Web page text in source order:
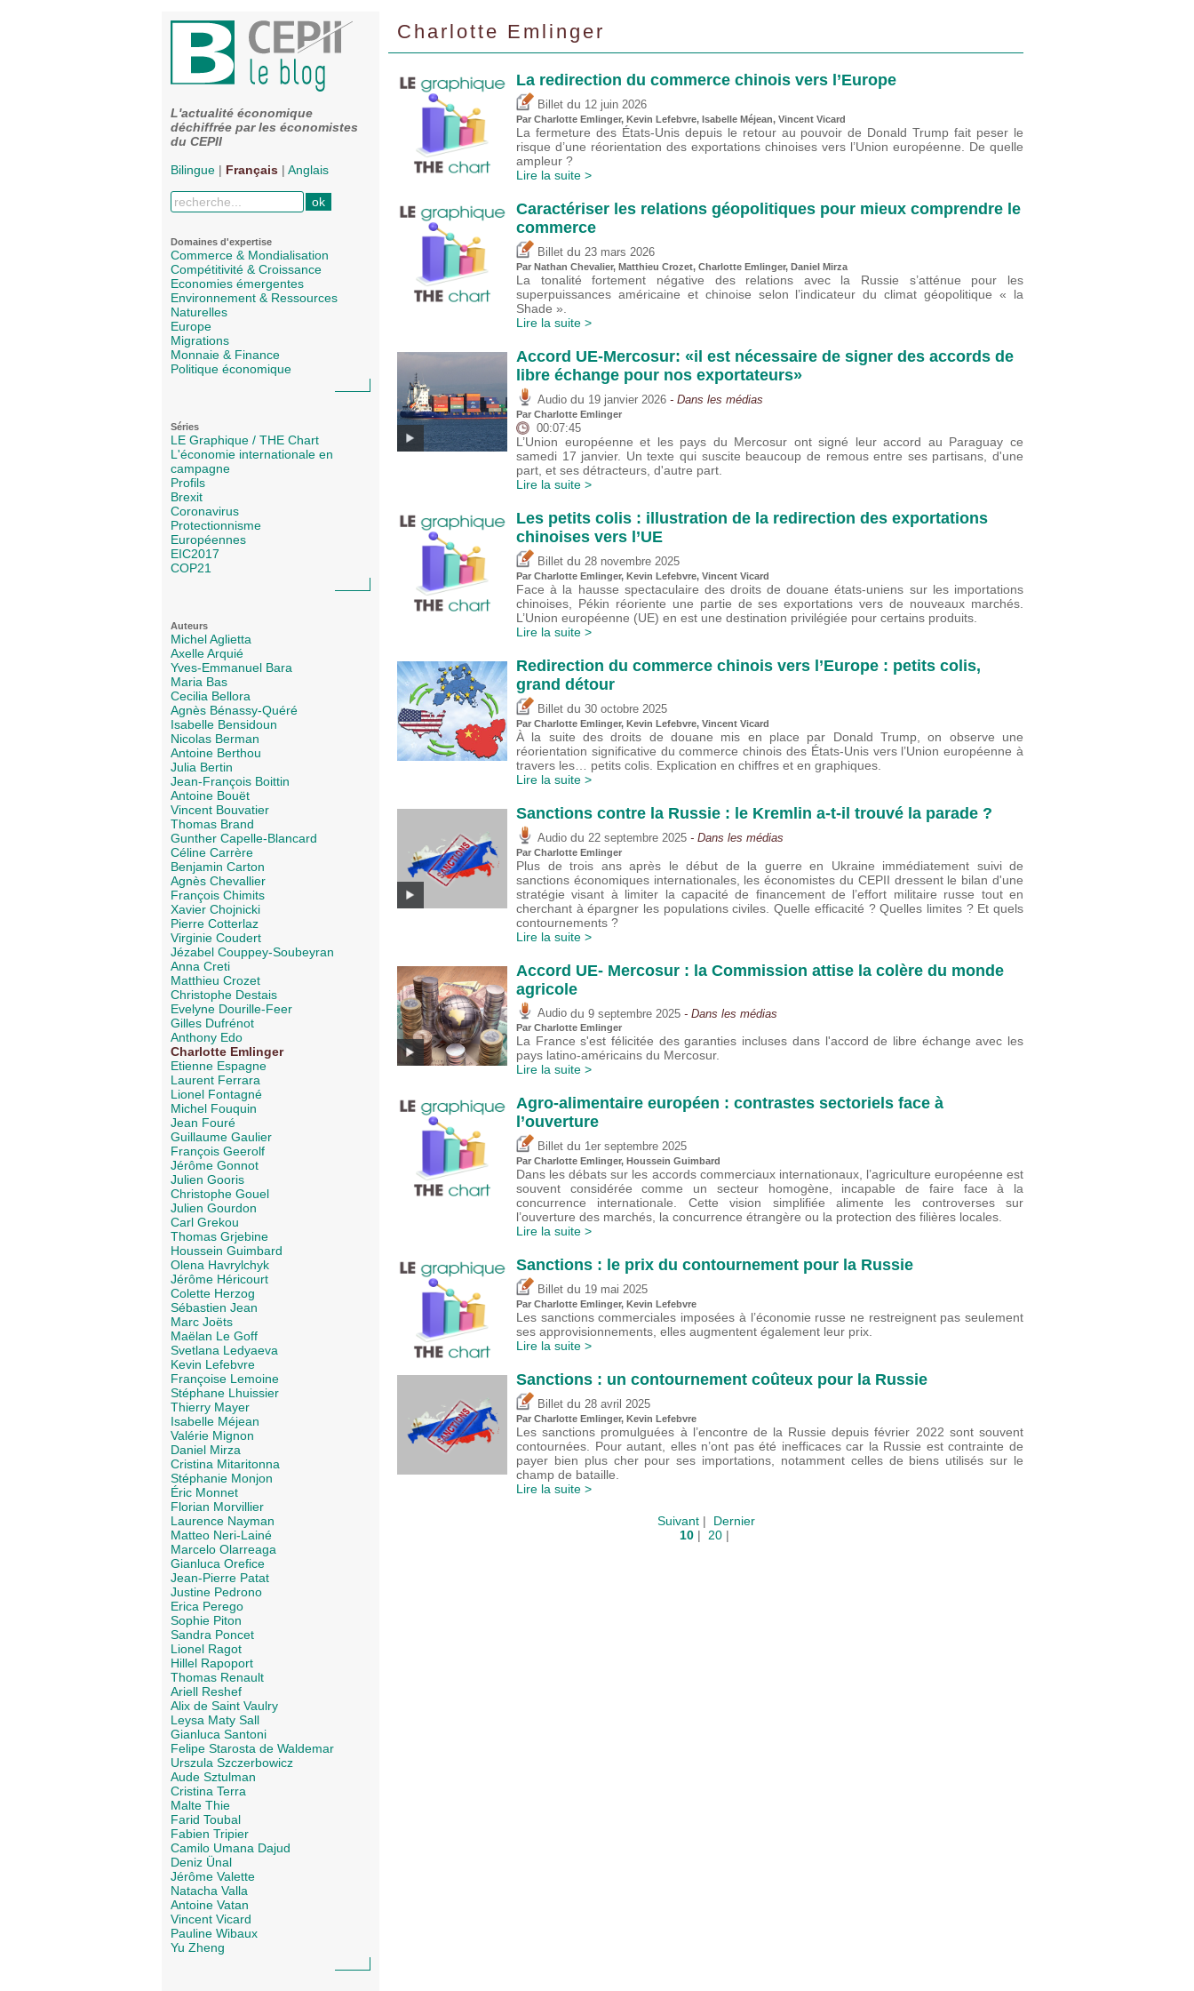
L'actualité économique
déchiffrée par les économistes
du CEPII
Bilingue | Français | Anglais
Domaines d'expertise
Commerce & Mondialisation
Compétitivité & Croissance
Economies émergentes
Environnement & Ressources
Naturelles
Europe
Migrations
Monnaie & Finance
Politique économique
Séries
LE Graphique / THE Chart
L'économie internationale en
campagne
Profils
Brexit
Coronavirus
Protectionnisme
Européennes
EIC2017
COP21
Auteurs
Michel Aglietta
Axelle Arquié
Yves-Emmanuel Bara
Maria Bas
Cecilia Bellora
Agnès Bénassy-Quéré
Isabelle Bensidoun
Nicolas Berman
Antoine Berthou
Julia Bertin
Jean-François Boittin
Antoine Bouët
Vincent Bouvatier
Thomas Brand
Gunther Capelle-Blancard
Céline Carrère
Benjamin Carton
Agnès Chevallier
François Chimits
Xavier Chojnicki
Pierre Cotterlaz
Virginie Coudert
Jézabel Couppey-Soubeyran
Anna Creti
Matthieu Crozet
Christophe Destais
Evelyne Dourille-Feer
Gilles Dufrénot
Anthony Edo
Charlotte Emlinger
Etienne Espagne
Laurent Ferrara
Lionel Fontagné
Michel Fouquin
Jean Fouré
Guillaume Gaulier
François Geerolf
Jérôme Gonnot
Julien Gooris
Christophe Gouel
Julien Gourdon
Carl Grekou
Thomas Grjebine
Houssein Guimbard
Olena Havrylchyk
Jérôme Héricourt
Colette Herzog
Sébastien Jean
Marc Joëts
Maëlan Le Goff
Svetlana Ledyaeva
Kevin Lefebvre
Françoise Lemoine
Stéphane Lhuissier
Thierry Mayer
Isabelle Méjean
Valérie Mignon
Daniel Mirza
Cristina Mitaritonna
Stéphanie Monjon
Éric Monnet
Florian Morvillier
Laurence Nayman
Matteo Neri-Lainé
Marcelo Olarreaga
Gianluca Orefice
Jean-Pierre Patat
Justine Pedrono
Erica Perego
Sophie Piton
Sandra Poncet
Lionel Ragot
Hillel Rapoport
Thomas Renault
Ariell Reshef
Alix de Saint Vaulry
Leysa Maty Sall
Gianluca Santoni
Felipe Starosta de Waldemar
Urszula Szczerbowicz
Aude Sztulman
Cristina Terra
Malte Thie
Farid Toubal
Fabien Tripier
Camilo Umana Dajud
Deniz Ünal
Jérôme Valette
Natacha Valla
Antoine Vatan
Vincent Vicard
Pauline Wibaux
Yu Zheng
Charlotte Emlinger
La redirection du commerce chinois vers l’Europe
Billet du 12 juin 2026
Par Charlotte Emlinger, Kevin Lefebvre, Isabelle Méjean, Vincent Vicard
La fermeture des États-Unis depuis le retour au pouvoir de Donald Trump fait peser le
risque d’une réorientation des exportations chinoises vers l’Union européenne. De quelle
ampleur ?
Lire la suite >
Caractériser les relations géopolitiques pour mieux comprendre le
commerce
Billet du 23 mars 2026
Par Nathan Chevalier, Matthieu Crozet, Charlotte Emlinger, Daniel Mirza
La tonalité fortement négative des relations avec la Russie s’atténue pour les
superpuissances américaine et chinoise selon l’indicateur du climat géopolitique « la
Shade ».
Lire la suite >
Accord UE-Mercosur: «il est nécessaire de signer des accords de
libre échange pour nos exportateurs»
Audio du 19 janvier 2026 - Dans les médias
Par Charlotte Emlinger
00:07:45
L’Union européenne et les pays du Mercosur ont signé leur accord au Paraguay ce
samedi 17 janvier. Un texte qui suscite beaucoup de remous entre ses partisans, d'une
part, et ses détracteurs, d'autre part.
Lire la suite >
Les petits colis : illustration de la redirection des exportations
chinoises vers l’UE
Billet du 28 novembre 2025
Par Charlotte Emlinger, Kevin Lefebvre, Vincent Vicard
Face à la hausse spectaculaire des droits de douane états-uniens sur les importations
chinoises, Pékin réoriente une partie de ses exportations vers de nouveaux marchés.
L’Union européenne (UE) en est une destination privilégiée pour certains produits.
Lire la suite >
Redirection du commerce chinois vers l’Europe : petits colis,
grand détour
Billet du 30 octobre 2025
Par Charlotte Emlinger, Kevin Lefebvre, Vincent Vicard
À la suite des droits de douane mis en place par Donald Trump, on observe une
réorientation significative du commerce chinois des États-Unis vers l’Union européenne à
travers les… petits colis. Explication en chiffres et en graphiques.
Lire la suite >
Sanctions contre la Russie : le Kremlin a-t-il trouvé la parade ?
Audio du 22 septembre 2025 - Dans les médias
Par Charlotte Emlinger
Plus de trois ans après le début de la guerre en Ukraine immédiatement suivi de
sanctions économiques internationales, les économistes du CEPII dressent le bilan d'une
stratégie visant à limiter la capacité de financement de l’effort militaire russe tout en
cherchant à épargner les populations civiles. Quelle efficacité ? Quelles limites ? Et quels
contournements ?
Lire la suite >
Accord UE- Mercosur : la Commission attise la colère du monde
agricole
Audio du 9 septembre 2025 - Dans les médias
Par Charlotte Emlinger
La France s'est félicitée des garanties incluses dans l'accord de libre échange avec les
pays latino-américains du Mercosur.
Lire la suite >
Agro-alimentaire européen : contrastes sectoriels face à
l’ouverture
Billet du 1er septembre 2025
Par Charlotte Emlinger, Houssein Guimbard
Dans les débats sur les accords commerciaux internationaux, l’agriculture européenne est
souvent considérée comme un secteur homogène, incapable de faire face à la
concurrence internationale. Cette vision simplifiée alimente les controverses sur
l’ouverture des marchés, la concurrence étrangère ou la protection des filières locales.
Lire la suite >
Sanctions : le prix du contournement pour la Russie
Billet du 19 mai 2025
Par Charlotte Emlinger, Kevin Lefebvre
Les sanctions commerciales imposées à l’économie russe ne restreignent pas seulement
ses approvisionnements, elles augmentent également leur prix.
Lire la suite >
Sanctions : un contournement coûteux pour la Russie
Billet du 28 avril 2025
Par Charlotte Emlinger, Kevin Lefebvre
Les sanctions promulguées à l’encontre de la Russie depuis février 2022 sont souvent
contournées. Pour autant, elles n’ont pas été inefficaces car la Russie est contrainte de
payer bien plus cher pour ses importations, notamment celles de biens utilisés sur le
champ de bataille.
Lire la suite >
Suivant| Dernier
10| 20|